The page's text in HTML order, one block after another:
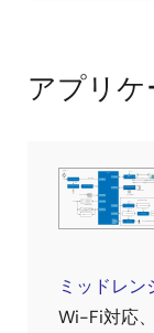
アプリ
ミッドレン
Wi-Fi対応